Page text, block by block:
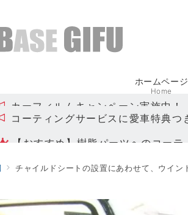
ホームページ
Home
コーティングサービスに愛車特典つ
チャイルドシートの設置にあわせて、ウイン